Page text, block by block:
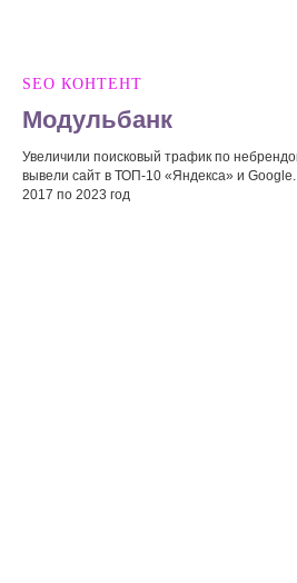
SEO КОНТЕНТ
Модульбанк
Увеличили поисковый трафик по
вывели сайт в ТОП-10 «Яндекса» и
2017 по 2023 год